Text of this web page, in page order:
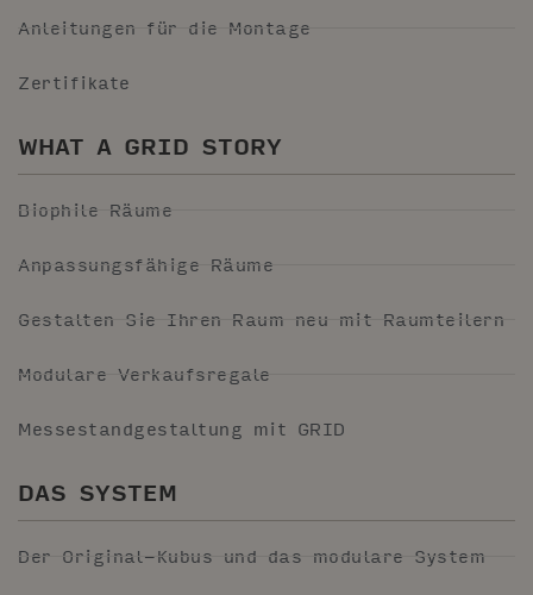
Anleitungen für die Montage
Zertifikate
WHAT A GRID STORY
Biophile Räume
Anpassungsfähige Räume
Gestalten Sie Ihren Raum neu mit Raumteilern
Modulare Verkaufsregale
Messestandgestaltung mit GRID
DAS SYSTEM
Der Original-Kubus und das modulare System